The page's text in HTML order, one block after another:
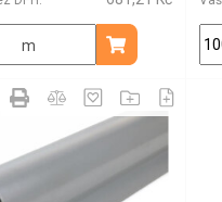
m Přidat do